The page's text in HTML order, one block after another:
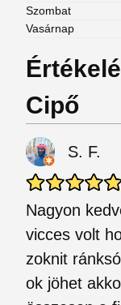
Szombat
Vasárnap
Cipő
S. F.
Nagyon
vicces volt
zoknit
ok jöhet